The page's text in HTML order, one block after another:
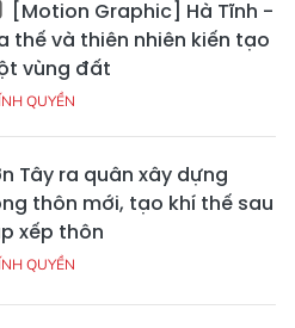
[Motion Graphic] Hà Tĩnh -
thế và thiên nhiên kiến tạo
vùng đất
QUYỀN
Tây ra quân xây dựng
thôn mới, tạo khí thế sau
xếp thôn
QUYỀN